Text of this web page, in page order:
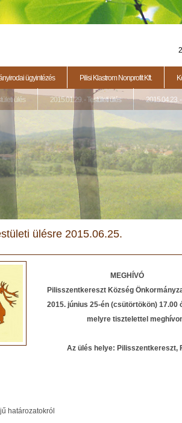
ügyintézés Pilisi Klastrom Nonprofit Kft.
ülés 2015.01.29. - Testületi ülés 2015.04.23.
ülésre 2015.06.25.
MEGHÍVÓ
Pilisszentkereszt Község
2015. június 25-én (csütörtökön) 17.00
melyre tisztelettel
Az ülés helye: Pilisszentkereszt,
határozatokról